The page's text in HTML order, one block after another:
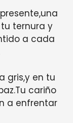
ternura y
a cada
gris,y en tu
cariño
a enfrentar